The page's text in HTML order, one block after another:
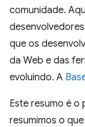
comunidade.
que os
da Web e das
evoluindo. A
Este resumo é o
resumimos o